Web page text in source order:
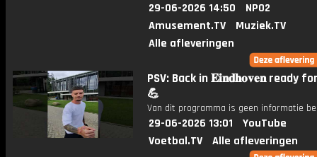
29-06-2026 14:50
NPO2
Amusement.TV
Muziek.TV
Alle afleveringen
PSV: Back in 𝐄𝐢𝐧𝐝𝐡𝐨𝐯𝐞𝐧 ready
💪
Van dit programma is geen informatie
29-06-2026 13:01
YouTube
Voetbal.TV
Alle afleveringen